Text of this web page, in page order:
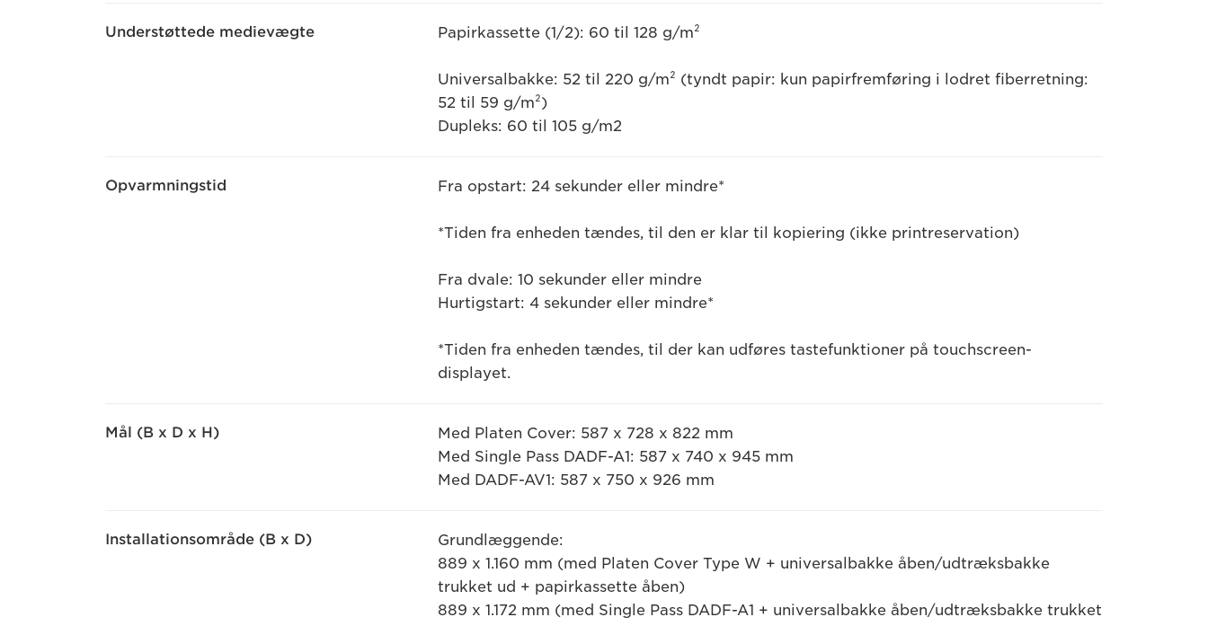
Understøttede medievægte Papirkassette (1/2): 60 til 128 g/m²
Universalbakke: 52 til 220 g/m² (tyndt papir: kun papirfremføring i lodret fiberretning:
52 til 59 g/m²)
Dupleks: 60 til 105 g/m2
Opvarmningstid Fra opstart: 24 sekunder eller mindre*
*Tiden fra enheden tændes, til den er klar til kopiering (ikke printreservation)
Fra dvale: 10 sekunder eller mindre
Hurtigstart: 4 sekunder eller mindre*
*Tiden fra enheden tændes, til der kan udføres tastefunktioner på touchscreen-
displayet.
Mål (B x D x H)
Med Platen Cover: 587 x 728 x 822 mm
Med Single Pass DADF-A1: 587 x 740 x 945 mm
Med DADF-AV1: 587 x 750 x 926 mm
Installationsområde (B x D)
Grundlæggende:
889 x 1.160 mm (med Platen Cover Type W + universalbakke åben/udtræksbakke
trukket ud + papirkassette åben)
889 x 1.172 mm (med Single Pass DADF-A1 + universalbakke åben/udtræksbakke trukket